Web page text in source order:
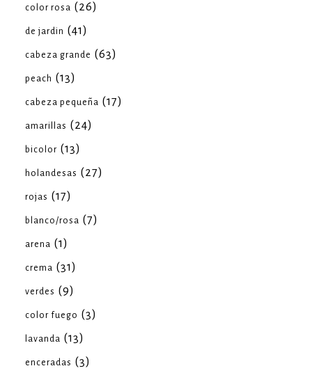
color rosa (26)
de jardin (41)
cabeza grande (63)
peach (13)
cabeza pequeña (17)
amarillas (24)
bicolor (13)
holandesas (27)
rojas (17)
blanco/rosa (7)
arena (1)
crema (31)
verdes (9)
color fuego (3)
lavanda (13)
enceradas (3)